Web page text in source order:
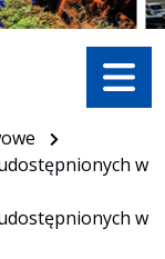
Menu
w
w